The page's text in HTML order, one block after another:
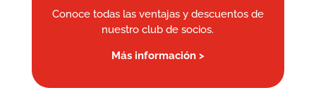
Conoce todas las ventajas y descuentos de
nuestro club de socios.
Más información >